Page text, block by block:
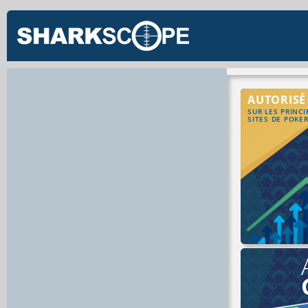
AUTORISÉ
SUR LES
SITES DE POKER